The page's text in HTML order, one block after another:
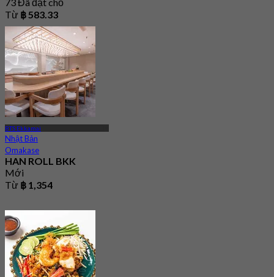
Từ ฿ 583.33
BTS Ekkamai
Nhật Bản
Omakase
HAN ROLL BKK
Mới
Từ ฿ 1,354